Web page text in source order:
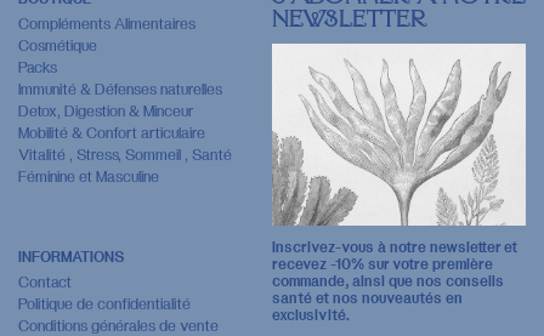
Compléments Alimentaires
Cosmétique
Packs
Immunité & Défenses naturelles
Detox, Digestion & Minceur
Mobilité & Confort articulaire
Vitalité , Stress, Sommeil , Santé
Féminine et Masculine
INFORMATIONS
Contact
Politique de confidentialité
Conditions générales de vente
NEWSLETTER
Inscrivez-vous à notre newsletter et
recevez -10% sur votre première
commande, ainsi que nos conseils
santé et nos nouveautés en
exclusivité.